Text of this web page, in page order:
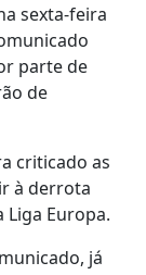
sexta-feira
parte de
de
criticado as
à derrota
Liga Europa.
já